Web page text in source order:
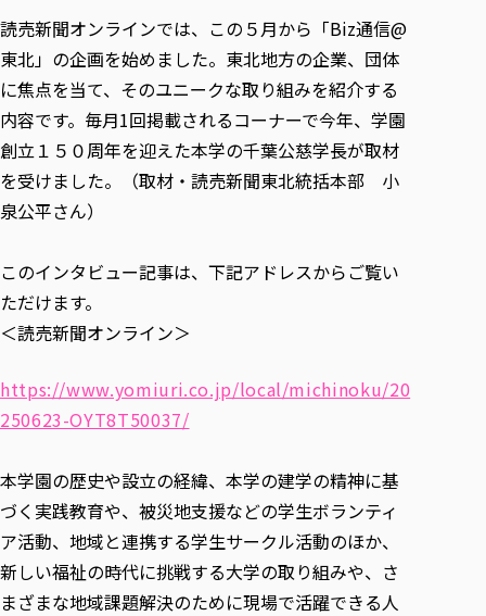
放射線モニタリング測定結果（国見キャンパス）
学部・学科等設置計画履行状況報告書
情報公開規程
大学院
総合福祉学研究科 社会福祉学専攻 修士課程
総合福祉学研究科 社会福祉学専攻 博士課程
総合福祉学研究科 福祉心理学専攻 修士課程
教育学研究科 教育学専攻 修士課程
通信教育部
通信教育部
通信制大学院 総合福祉学研究科 社会福祉学専攻 修士課程
通信制大学院 総合福祉学研究科 福祉心理学専攻 修士課程
カリキュラム（学部・大学院）
その他の就学機会
学びの特徴
ICT教育
初年次教育（リエゾンゼミⅠ）
実学臨床教育（総合福祉学部のみ履修可能）
教育実践活動（教育学科学生のみ受講可能）
禅のこころ
教員紹介・業績
学びのサポート
学費（学部学科）
授業料減免・奨学金等
学生生活サポート
学生自主活動支援
社会人学生の育児支援（一時預かり）
学生総合補償制度
単独学内説明会のご案内
資格取得報奨制度について
東北福祉大学求人・インターンシップ検索サイト（キャリタス
卒業生の方
卒業後のキャリア支援体制
在学生による訪問、情報提供へのご協力のお願い
卒業生アンケート
よくあるご質問
東北福祉大学のDNA
在学生インタビュー
Prospective Students
学生支援センター国際交流の活動
スタッフ紹介
ニュース一覧
共同研究等をご検討の皆様へ
東北福祉大学の紀要・リポジトリ
研究紀要
教職研究
東北福祉大学教育・教職センター特別支援教育研究年報一覧
芹沢銈介美術工芸館年報
東北福祉大学機関リポジトリ
東北福祉大学オープンアクセス方針
産学・産学官連携
産学・産学官連携
「高齢者のフレイル予防及びデジタルデバイド解消に向けた産
高齢者施設特化型モジュラー車いす開発
学生参加 × 産学官連携 ～ 「行学一如」の実践
社会貢献・地域連携活動
社会貢献・地域連携活動
社会貢献への取り組み
社会貢献・地域連携活動報告書
伝承講座「311『伝える／備える』次世代塾」
JICA草の根技術協力事業
被災地の子ども支援活動
生涯学習・社会人講座
自治体・団体等との主な協定
研究所について
研究者のご紹介
月例TFU実学臨床研究セミナー
特別支援教育研究室
TFU教育フォーラム
同窓会
読売新聞オンラインでは、この５月から「Biz通信@
東北」の企画を始めました。東北地方の企業、団体
に焦点を当て、そのユニークな取り組みを紹介する
内容です。毎月1回掲載されるコーナーで今年、学園
創立１５０周年を迎えた本学の千葉公慈学長が取材
を受けました。（取材・読売新聞東北統括本部 小
泉公平さん）
このインタビュー記事は、下記アドレスからご覧い
ただけます。
＜読売新聞オンライン＞
https://www.yomiuri.co.jp/local/michinoku/20
250623-OYT8T50037/
本学園の歴史や設立の経緯、本学の建学の精神に基
づく実践教育や、被災地支援などの学生ボランティ
ア活動、地域と連携する学生サークル活動のほか、
新しい福祉の時代に挑戦する大学の取り組みや、さ
まざまな地域課題解決のために現場で活躍できる人